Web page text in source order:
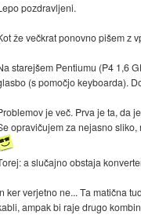
pozdravljeni.
že večkrat ponovno pišem z
starejšem Pentiumu (P4 1,6
(s pomočjo keyboarda).
je več. Prva je ta, da
opravičujem za nejasno
a slučajno obstaja
ker verjetno ne... Ta matična
ampak bi raje drugo